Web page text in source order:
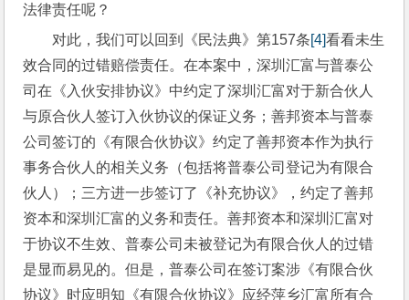
法律责任呢？
对此，我们可以回到《民法典》第157条[4]看看未生
效合同的过错赔偿责任。在本案中，深圳汇富与普泰公
司在《入伙安排协议》中约定了深圳汇富对于新合伙人
与原合伙人签订入伙协议的保证义务；善邦资本与普泰
公司签订的《有限合伙协议》约定了善邦资本作为执行
事务合伙人的相关义务（包括将普泰公司登记为有限合
伙人）；三方进一步签订了《补充协议》，约定了善邦
资本和深圳汇富的义务和责任。善邦资本和深圳汇富对
于协议不生效、普泰公司未被登记为有限合伙人的过错
是显而易见的。但是，普泰公司在签订案涉《有限合伙
协议》时应明知《有限合伙协议》应经萍乡汇富所有合